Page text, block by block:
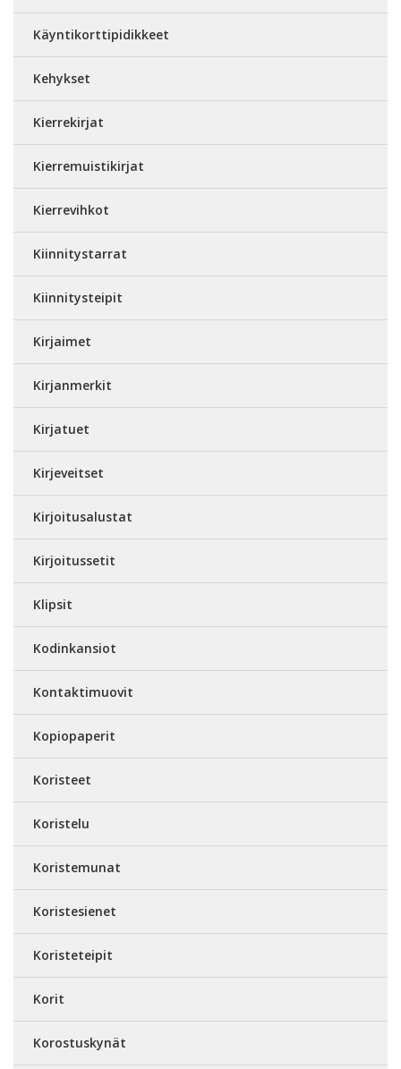
Käyntikorttipidikkeet
Kehykset
Kierrekirjat
Kierremuistikirjat
Kierrevihkot
Kiinnitystarrat
Kiinnitysteipit
Kirjaimet
Kirjanmerkit
Kirjatuet
Kirjeveitset
Kirjoitusalustat
Kirjoitussetit
Klipsit
Kodinkansiot
Kontaktimuovit
Kopiopaperit
Koristeet
Koristelu
Koristemunat
Koristesienet
Koristeteipit
Korit
Korostuskynät